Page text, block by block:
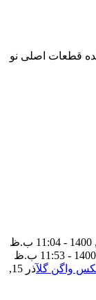
قطعات اصلی نو
واگن گل
آذر 15,